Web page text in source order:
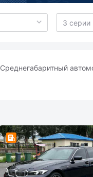
Среднегабаритный